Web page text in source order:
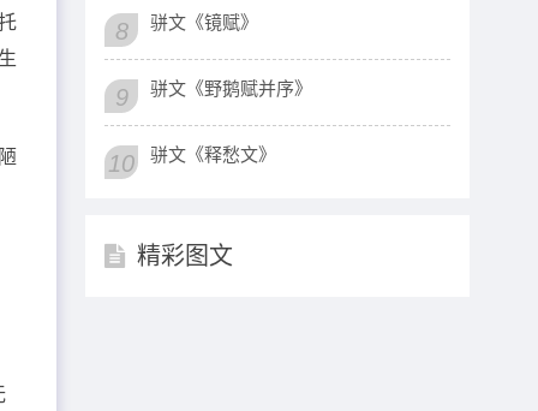
8 骈文《镜赋》
9 骈文《野鹅赋并序》
10 骈文《释愁文》
精彩图文